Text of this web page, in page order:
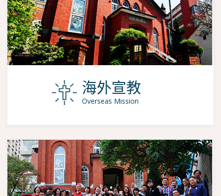
海外宣教
Overseas Mission